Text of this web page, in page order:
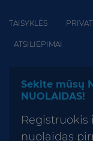
TAISYKLĖS
ATSILIEPIMAI
Sekite mūsų
NUOLAIDAS!
Registruokis
nuolaidas